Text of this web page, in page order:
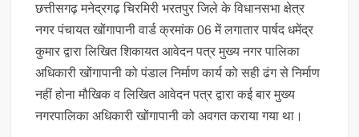
छत्तीसगढ़ मनेद्रगढ़ चिरमिरी भरतपुर जिले के विधानसभा क्षेत्र
नगर पंचायत खोंगापानी वार्ड क्रमांक 06 में लगातार पार्षद धमेंद्र
कुमार द्वारा लिखित शिकायत आवेदन पत्र मुख्य नगर पालिका
अधिकारी खोंगापानी को पंडाल निर्माण कार्य को सही ढंग से निर्माण
नहीं होना मौखिक व लिखित आवेदन पत्र द्वारा कई बार मुख्य
नगरपालिका अधिकारी खोंगापानी को अवगत कराया गया था।